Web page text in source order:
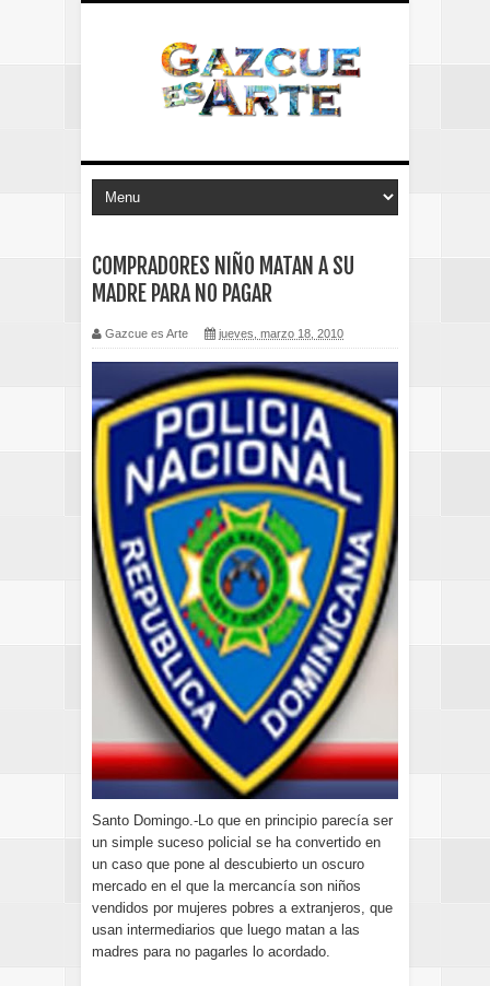
COMPRADORES NIÑO MATAN A SU
MADRE PARA NO PAGAR
Gazcue es Arte jueves, marzo 18, 2010
Santo Domingo.-Lo que en principio parecía ser
un simple suceso policial se ha convertido en
un caso que pone al descubierto un oscuro
mercado en el que la mercancía son niños
vendidos por mujeres pobres a extranjeros, que
usan intermediarios que luego matan a las
madres para no pagarles lo acordado.